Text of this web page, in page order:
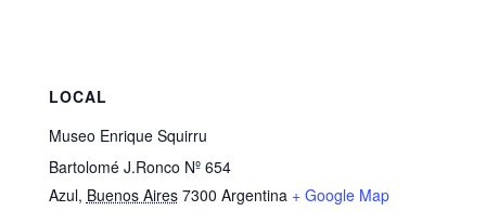
LOCAL
Museo Enrique Squirru
Bartolomé J.Ronco Nº 654
Azul, Buenos Aires 7300 Argentina + Google Map